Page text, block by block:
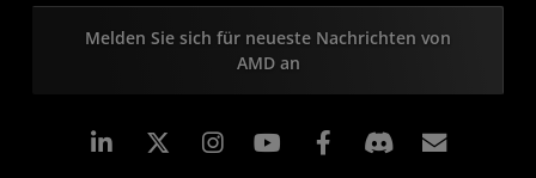
Melden Sie sich für neueste Nachrichten von
AMD an
LinkedIn Instagram Facebook